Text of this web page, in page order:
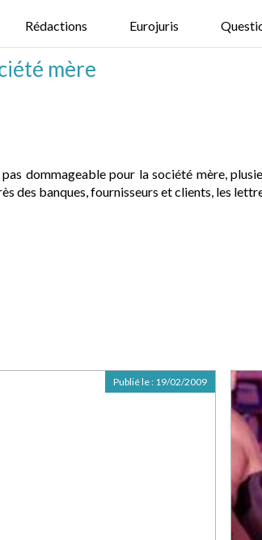
Rédactions Eurojuris
mère
dommageable pour la société mère,
des banques, fournisseurs et clients, les
Publié le : 19/02/2009